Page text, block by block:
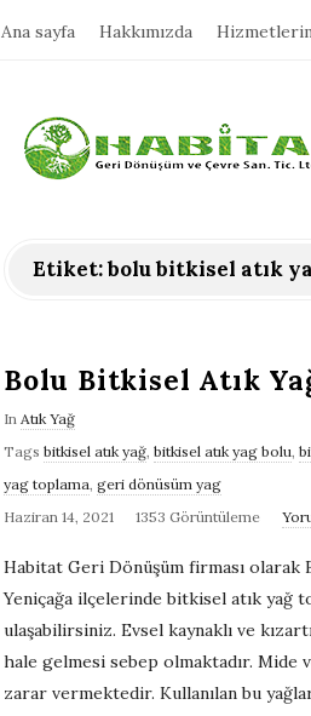
Ana sayfa Hakkımızda
H
t
a
t
G
e
r
Etiket:bolu bitkisel atık
Bolu Bitkisel Atık
In Atık Yağ
Tags bitkisel atık yağ, bitkisel atık yag bolu,
yag toplama, geri dönüsüm yag
Haziran 14, 2021
1353 Görüntüleme
Habitat Geri Dönüşüm firması olarak
Yeniçağa ilçelerinde bitkisel atık yağ
ulaşabilirsiniz. Evsel kaynaklı ve
hale gelmesi sebep olmaktadır. Mide
zarar vermektedir. Kullanılan bu